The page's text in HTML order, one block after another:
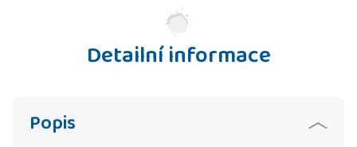
Detailní informace
Popis